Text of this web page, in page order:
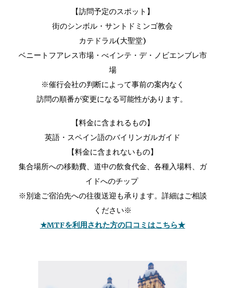
【訪問予定のスポット】
街のシンボル・サントドミンゴ教会
カテドラル(大聖堂)
ベニートフアレス市場・べインテ・デ・ノビエンブレ市
場
※催行会社の判断によって事前の案内なく
訪問の順番が変更になる可能性があります。
【料金に含まれるもの】
英語・スペイン語のバイリンガルガイド
【料金に含まれないもの】
集合場所への移動費、道中の飲食代金、各種入場料、ガ
イドへのチップ
※別途ご宿泊先への往復送迎も承ります。詳細はご相談
ください※
★MTFを利用された方の口コミはこちら★